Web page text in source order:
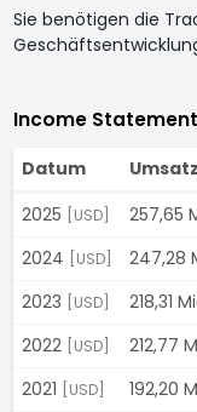
Sie benötigen die
Income
Datum Umsatz
2025
[USD] 257,65
2024
[USD] 247,28
2023
[USD] 218,31
2022
[USD] 212,77
2021
[USD] 192,20